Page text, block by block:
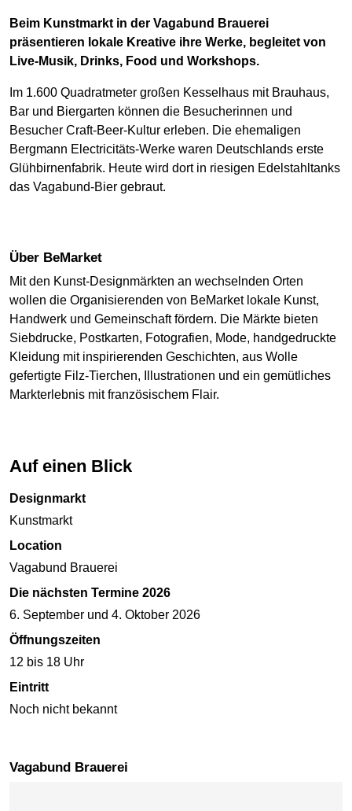
Beim Kunstmarkt in der Vagabund Brauerei
präsentieren lokale Kreative ihre Werke, begleitet von
Live-Musik, Drinks, Food und Workshops.
Im 1.600 Quadratmeter großen Kesselhaus mit Brauhaus,
Bar und Biergarten können die Besucherinnen und
Besucher Craft-Beer-Kultur erleben. Die ehemaligen
Bergmann Electricitäts-Werke waren Deutschlands erste
Glühbirnenfabrik. Heute wird dort in riesigen Edelstahltanks
das Vagabund-Bier gebraut.
Über BeMarket
Mit den Kunst-Designmärkten an wechselnden Orten
wollen die Organisierenden von BeMarket lokale Kunst,
Handwerk und Gemeinschaft fördern. Die Märkte bieten
Siebdrucke, Postkarten, Fotografien, Mode, handgedruckte
Kleidung mit inspirierenden Geschichten, aus Wolle
gefertigte Filz-Tierchen, Illustrationen und ein gemütliches
Markterlebnis mit französischem Flair.
Auf einen Blick
Designmarkt
Kunstmarkt
Location
Vagabund Brauerei
Die nächsten Termine 2026
6. September und 4. Oktober 2026
Öffnungszeiten
12 bis 18 Uhr
Eintritt
Noch nicht bekannt
Vagabund Brauerei